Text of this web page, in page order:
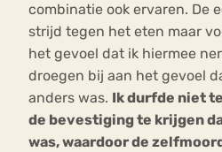
combinatie ook ervaren. De
strijd tegen het eten maar
het gevoel dat ik hiermee
droegen bij aan het gevoel
anders was. Ik durfde niet
de bevestiging te krijgen
was, waardoor de